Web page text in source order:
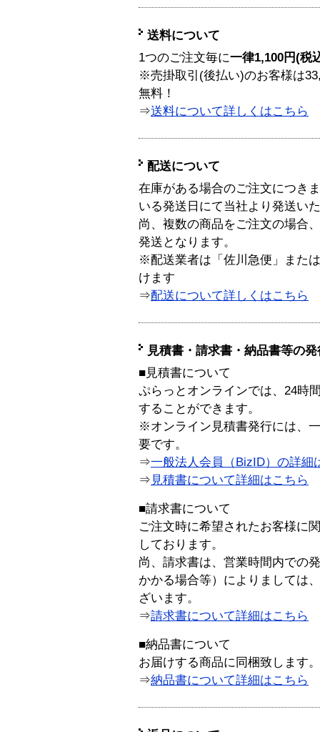
送料について
1つのご注文毎に一律1,100円(税
※売掛取引(後払い)のお客様は
無料！
⇒送料について詳しくはこちら
配送について
在庫がある場合のご注文につき
いる発送日にて当社より発送い
尚、複数の商品をご注文の場合
発送となります。
※配送業者は「佐川急便」また
けます
⇒配送について詳しくはこちら
見積書・請求書・納品書等の
■見積書について
ぷらっとオンラインでは、24時
することができます。
※オンライン見積書発行には、
要です。
⇒一般法人会員（BizID）の詳細
⇒ 見積書について詳細はこちら
■請求書について
ご注文時に希望されたお客様に
しております。
尚、請求書は、営業時間内での
かかる場合等）によりましては
ざいます。
⇒請求書について詳細はこちら
■納品書について
お届けする商品に同梱致します。
⇒納品書について詳細はこちら